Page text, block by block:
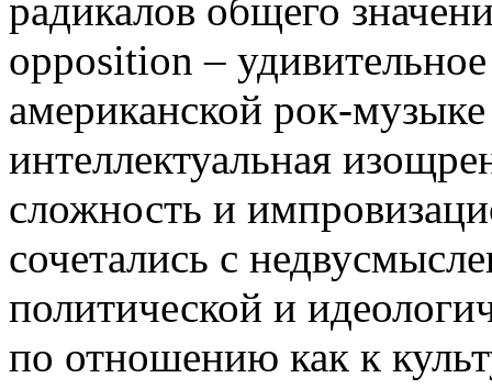
радикалов общего
opposition –
американской рок-
интеллектуальная
сложность и
сочетались с
политической и
по отношению как к